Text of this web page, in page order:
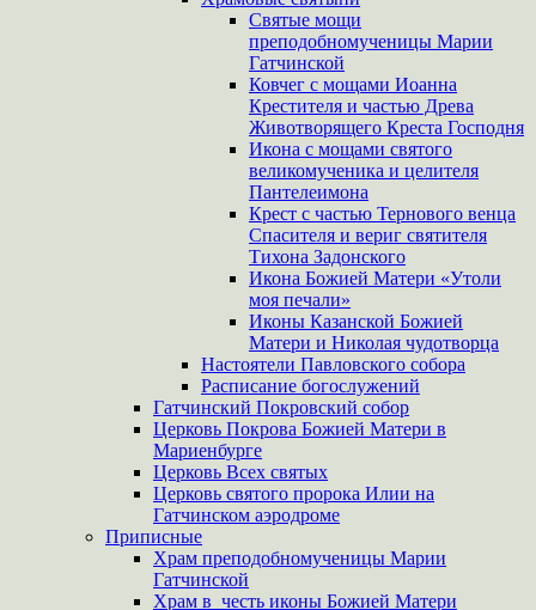
Святые мощи
преподобномученицы Марии
Гатчинской
Ковчег с мощами Иоанна
Крестителя и частью Древа
Животворящего Креста Господня
Икона с мощами святого
великомученика и целителя
Пантелеимона
Крест с частью Тернового венца
Спасителя и вериг святителя
Тихона Задонского
Икона Божией Матери «Утоли
моя печали»
Иконы Казанской Божией
Матери и Николая чудотворца
Настоятели Павловского собора
Расписание богослужений
Гатчинский Покровский собор
Церковь Покрова Божией Матери в
Мариенбурге
Церковь Всех святых
Церковь святого пророка Илии на
Гатчинском аэродроме
Приписные
Храм преподобномученицы Марии
Гатчинской
Храм в честь иконы Божией Матери